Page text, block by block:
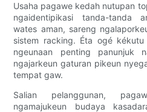
Usaha pagawe kedah nutupan
ngaidentipikasi tanda-tanda
wates aman, sareng
sistem racking. Éta ogé
ngeunaan penting panunjuk
ngajarkeun gaturan pikeun
tempat gaw.
Salian pelanggunan,
ngamajukeun budaya